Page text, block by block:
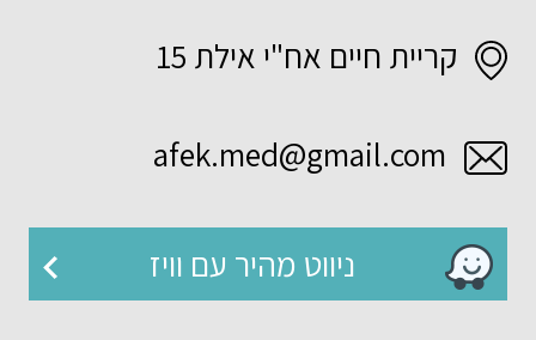
קריית חיים אח"י אילת 15
afek.med@gmail.com
ניווט מהיר עם וויז